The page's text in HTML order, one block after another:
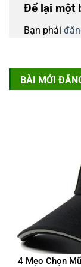
Để lại một
Bạn phải
BÀI MỚI
4 Mẹo Chọn